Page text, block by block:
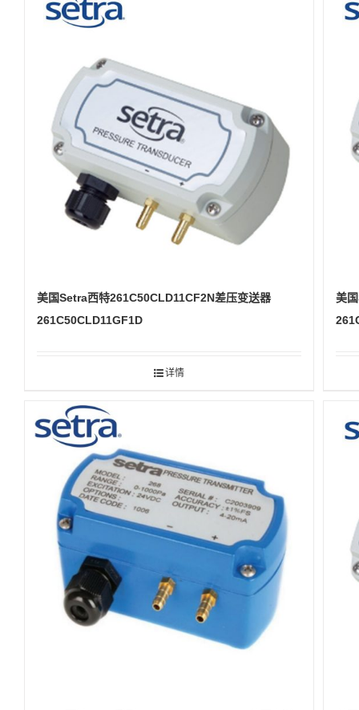
美国Setra西特261C50CLD11CF2N差压变送器
261C50CLD11GF1D
详情
美